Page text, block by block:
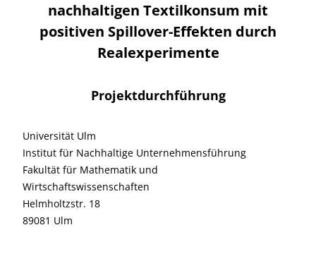
nachhaltigen Textilkonsum mit
positiven Spillover-Effekten durch
Realexperimente
Projektdurchführung
Universität Ulm
Institut für Nachhaltige Unternehmensführung
Fakultät für Mathematik und
Wirtschaftswissenschaften
Helmholtzstr. 18
89081 Ulm